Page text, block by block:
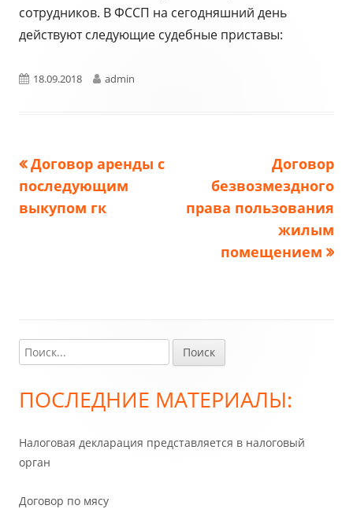
сотрудников. В ФССП на сегодняшний день
действуют следующие судебные приставы:
Опубликовано
18.09.2018 Автор
admin
Навигация
по
Предыдущая
запись:
Договор аренды с
последующим
выкупом гк
запись:
Договор
безвозмездного
права пользования
жилым
помещением
Главная
боковая
Найти:
ПОСЛЕДНИЕ МАТЕРИАЛЫ:
Налоговая декларация представляется в налоговый
орган
Договор по мясу